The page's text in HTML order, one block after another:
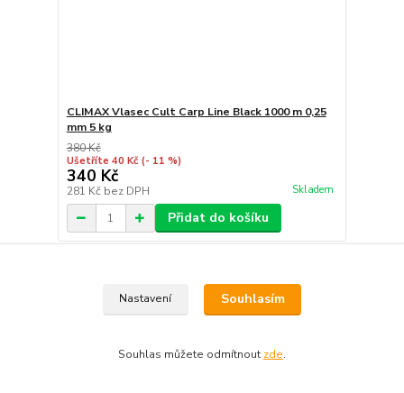
CLIMAX Vlasec Cult Carp Line Black 1000 m 0,25
mm 5 kg
380 Kč
Ušetříte 40 Kč (- 11 %)
340 Kč
281 Kč bez DPH Skladem
Přidat do košíku
Nastavení Souhlasím
Souhlas můžete odmítnout zde.